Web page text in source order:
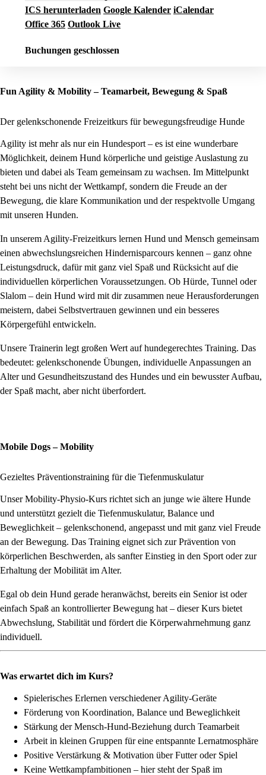
ICS herunterladen Google Kalender iCalendar
Office 365 Outlook Live
Buchungen geschlossen
Fun Agility & Mobility – Teamarbeit, Bewegung & Spaß
Der gelenkschonende Freizeitkurs für bewegungsfreudige Hunde
Agility ist mehr als nur ein Hundesport – es ist eine wunderbare
Möglichkeit, deinem Hund körperliche und geistige Auslastung zu
bieten und dabei als Team gemeinsam zu wachsen. Im Mittelpunkt
steht bei uns nicht der Wettkampf, sondern die Freude an der
Bewegung, die klare Kommunikation und der respektvolle Umgang
mit unseren Hunden.
In unserem Agility-Freizeitkurs lernen Hund und Mensch gemeinsam
einen abwechslungsreichen Hindernisparcours kennen – ganz ohne
Leistungsdruck, dafür mit ganz viel Spaß und Rücksicht auf die
individuellen körperlichen Voraussetzungen. Ob Hürde, Tunnel oder
Slalom – dein Hund wird mit dir zusammen neue Herausforderungen
meistern, dabei Selbstvertrauen gewinnen und ein besseres
Körpergefühl entwickeln.
Unsere Trainerin legt großen Wert auf hundegerechtes Training. Das
bedeutet: gelenkschonende Übungen, individuelle Anpassungen an
Alter und Gesundheitszustand des Hundes und ein bewusster Aufbau,
der Spaß macht, aber nicht überfordert.
Mobile Dogs – Mobility
Gezieltes Präventionstraining für die Tiefenmuskulatur
Unser Mobility‑Physio‑Kurs richtet sich an junge wie ältere Hunde
und unterstützt gezielt die Tiefenmuskulatur, Balance und
Beweglichkeit – gelenkschonend, angepasst und mit ganz viel Freude
an der Bewegung. Das Training eignet sich zur Prävention von
körperlichen Beschwerden, als sanfter Einstieg in den Sport oder zur
Erhaltung der Mobilität im Alter.
Egal ob dein Hund gerade heranwächst, bereits ein Senior ist oder
einfach Spaß an kontrollierter Bewegung hat – dieser Kurs bietet
Abwechslung, Stabilität und fördert die Körperwahrnehmung ganz
individuell.
Was erwartet dich im Kurs?
Spielerisches Erlernen verschiedener Agility-Geräte
Förderung von Koordination, Balance und Beweglichkeit
Stärkung der Mensch-Hund-Beziehung durch Teamarbeit
Arbeit in kleinen Gruppen für eine entspannte Lernatmosphäre
Positive Verstärkung & Motivation über Futter oder Spiel
Keine Wettkampfambitionen – hier steht der Spaß im